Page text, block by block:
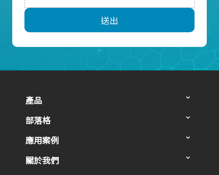
送出
產品
部落格
應用案例
關於我們